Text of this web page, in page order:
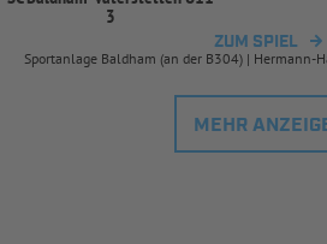
3
ZUM SPIEL
Sportanlage Baldham (an der B304) | Hermann-
MEHR